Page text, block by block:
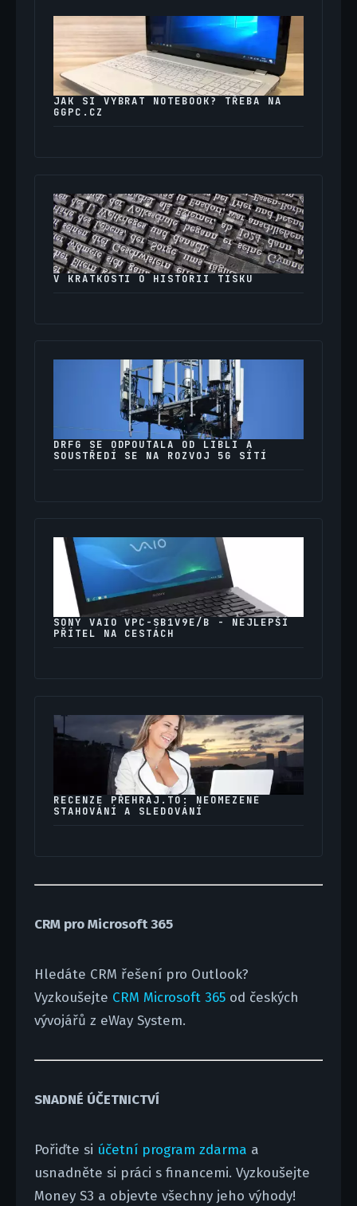
JAK SI VYBRAT NOTEBOOK? TŘEBA NA
GGPC.CZ
V KRÁTKOSTI O HISTORII TISKU
DRFG SE ODPOUTALA OD LIBLI A
SOUSTŘEDÍ SE NA ROZVOJ 5G SÍTÍ
SONY VAIO VPC-SB1V9E/B - NEJLEPŠÍ
PŘÍTEL NA CESTÁCH
RECENZE PŘEHRAJ.TO: NEOMEZENÉ
STAHOVÁNÍ A SLEDOVÁNÍ
CRM pro Microsoft 365
Hledáte CRM řešení pro Outlook?
Vyzkoušejte CRM Microsoft 365od českých
vývojářů z eWay System.
SNADNÉ ÚČETNICTVÍ
Pořiďte si účetní program zdarma a
usnadněte si práci s financemi. Vyzkoušejte
Money S3 a objevte všechny jeho výhody!